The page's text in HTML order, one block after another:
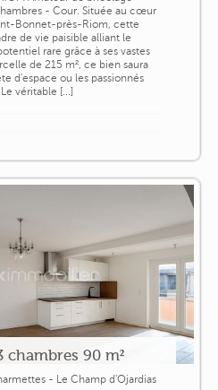
- Cour. Située au cœur
Bonnet-près-Riom, cette
de vie paisible alliant le
rare grâce à ses vastes
de 215 m², ce bien saura
d'espace ou les passionnés
véritable [...]
chambres 90 m²
- Le Champ d'Ojardias